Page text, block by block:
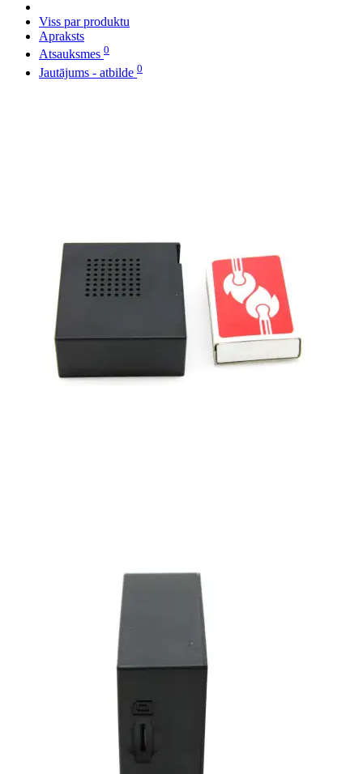
Viss par produktu
Apraksts
Atsauksmes 0
Jautājums - atbilde 0